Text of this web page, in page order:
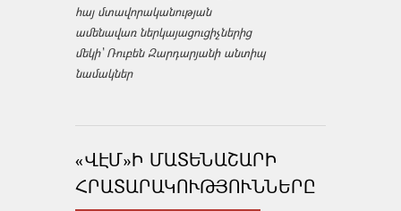
հայ մտավորականության
ամենավառ ներկայացուցիչներից
մեկի՝ Ռուբեն Զարդարյանի անտիպ
նամակներ
«ՎԷՄ»Ի ՄԱՏԵՆԱՇԱՐԻ
ՀՐԱՏԱՐԱԿՈՒԹՅՈՒՆՆԵՐԸ